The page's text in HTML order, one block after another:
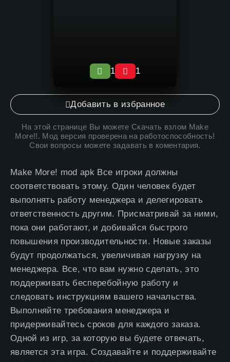
1 1
Добавить в избранное
На этой странице Вы можете Скачать взлом Make
More!!. Мод версия проверена на работоспособность!
Свои вопросы можете задавать в коментария.
Make More! mod apk Все игроки должны
соответствовать этому. Один человек будет
выполнять работу менеджера и делегировать
ответственность другим. Присматривай за ними,
пока они работают, и добивайся быстрого
повышения производительности. Новые заказы
будут продолжаться, увеличивая нагрузку на
менеджера. Все, что вам нужно сделать, это
поддерживать бесперебойную работу и
следовать инструкциям вашего начальства.
Выполняйте требования менеджера и
придерживайтесь сроков для каждого заказа.
Одной из игр, за которую вы будете отвечать,
является эта игра. Создавайте и поддерживайте